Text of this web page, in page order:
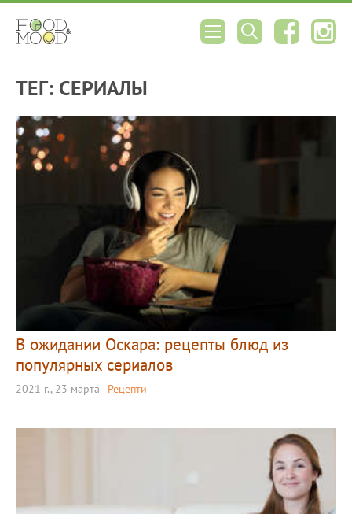
ТЕГ: СЕРИАЛЫ
В ожидании Оскара: рецепты блюд из
популярных сериалов
2021 г., 23 марта Рецепти